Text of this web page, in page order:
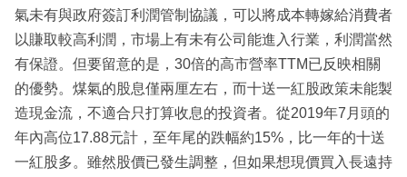
氣未有與政府簽訂利潤管制協議，可以將成本轉嫁給消費者
以賺取較高利潤，市場上有未有公司能進入行業，利潤當然
有保證。但要留意的是，30倍的高市營率TTM已反映相關
的優勢。煤氣的股息僅兩厘左右，而十送一紅股政策未能製
造現金流，不適合只打算收息的投資者。從2019年7月頭的
年內高位17.88元計，至年尾的跌幅約15%，比一年的十送
一紅股多。雖然股價已發生調整，但如果想現價買入長遠持